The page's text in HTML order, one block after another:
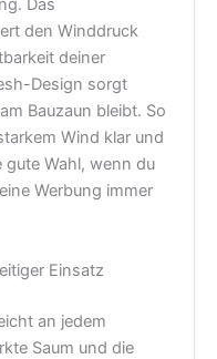
Das
den Winddruck
deiner
Design sorgt
Bauzaun bleibt. So
Wind klar und
gute Wahl, wenn du
Werbung immer
Einsatz
an jedem
Saum und die